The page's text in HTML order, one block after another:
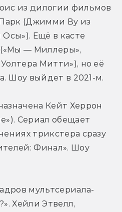
из дилогии фильмов
(Джимми Ву из
Ещё в касте
(«Мы — Миллеры»,
Митти»), но её
Шоу выйдет в 2021-м.
Кейт Херрон
Сериал обещает
трикстера сразу
Финал». Шоу
мультсериала-
Хейли Этвелл,